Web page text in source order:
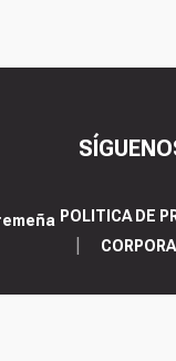
POLITICA DE